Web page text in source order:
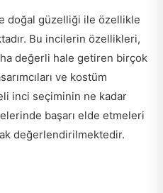
doğal güzelliği ile özellikle
Bu incilerin özellikleri,
değerli hale getiren birçok
ve kostüm
inci seçiminin ne kadar
başarı elde etmeleri
değerlendirilmektedir.